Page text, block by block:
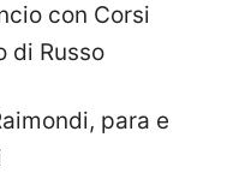
con Corsi
di Russo
para e